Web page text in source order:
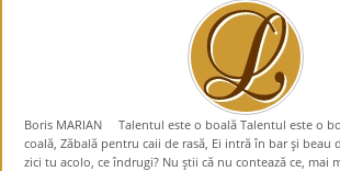
Boris MARIAN Talentul este o boală Talentul este o
coală, Zăbală pentru caii de rasă, Ei intră în bar şi beau
zici tu acolo, ce îndrugi? Nu ştii că nu contează ce, mai